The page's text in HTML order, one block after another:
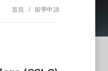
首頁 留學申請